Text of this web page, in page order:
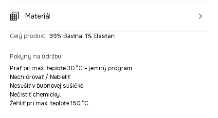
Materiál
Celý produkt: 99% Bavlna, 1% Elastan
Pokyny na údržbu:
Prať pri max. teplote 30 °C – jemný program.
Nechlórovať / Nebieliť.
Nesušiť v bubnovej sušičke.
Nečistiť chemicky.
Žehliť pri max. teplote 150 °C.